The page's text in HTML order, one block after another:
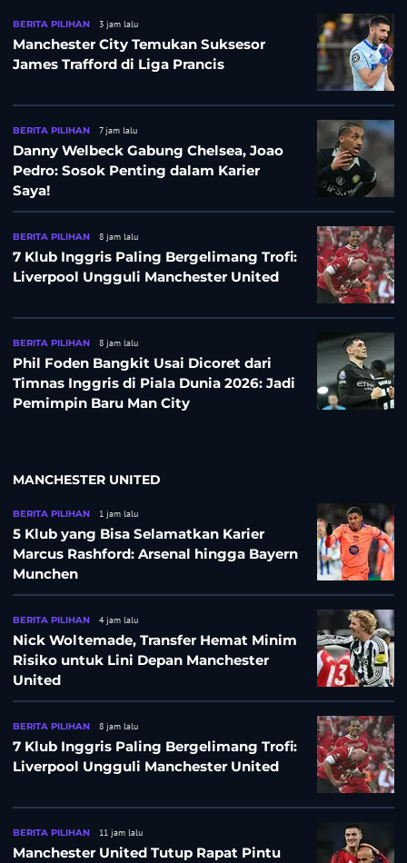
BERITA PILIHAN 3 jam lalu
Manchester City Temukan Suksesor
James Trafford di Liga Prancis
BERITA PILIHAN 7 jam lalu
Danny Welbeck Gabung Chelsea, Joao
Pedro: Sosok Penting dalam Karier
Saya!
BERITA PILIHAN 8 jam lalu
7 Klub Inggris Paling Bergelimang Trofi:
Liverpool Ungguli Manchester United
BERITA PILIHAN 8 jam lalu
Phil Foden Bangkit Usai Dicoret dari
Timnas Inggris di Piala Dunia 2026: Jadi
Pemimpin Baru Man City
MANCHESTER UNITED
BERITA PILIHAN 1 jam lalu
5 Klub yang Bisa Selamatkan Karier
Marcus Rashford: Arsenal hingga Bayern
Munchen
BERITA PILIHAN 4 jam lalu
Nick Woltemade, Transfer Hemat Minim
Risiko untuk Lini Depan Manchester
United
BERITA PILIHAN 8 jam lalu
7 Klub Inggris Paling Bergelimang Trofi:
Liverpool Ungguli Manchester United
BERITA PILIHAN 11 jam lalu
Manchester United Tutup Rapat Pintu